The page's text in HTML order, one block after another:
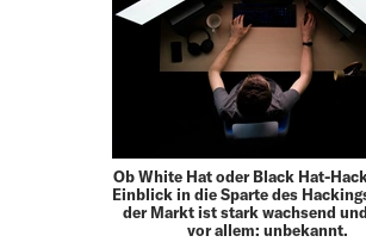
Ob White Hat oder Black Hat-
Einblick in die Sparte des
der Markt ist stark wachsend
vor allem: unbekannt.